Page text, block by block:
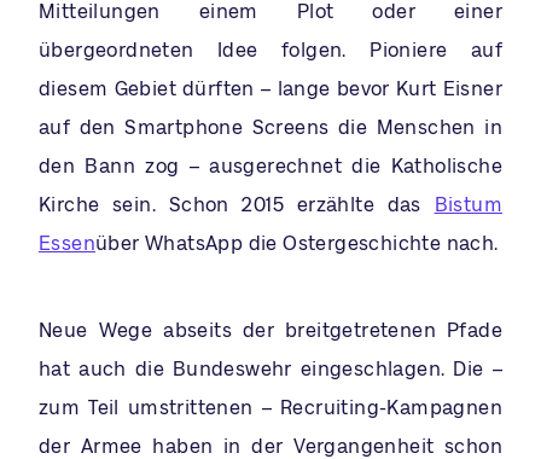
Mitteilungen einem Plot oder einer
übergeordneten Idee folgen. Pioniere auf
diesem Gebiet dürften – lange bevor Kurt Eisner
auf den Smartphone Screens die Menschen in
den Bann zog – ausgerechnet die Katholische
Kirche sein. Schon 2015 erzählte das
Bistum
Essenüber WhatsApp die Ostergeschichte nach.
Neue Wege abseits der breitgetretenen Pfade
hat auch die Bundeswehr eingeschlagen. Die –
zum Teil umstrittenen – Recruiting-Kampagnen
der Armee haben in der Vergangenheit schon